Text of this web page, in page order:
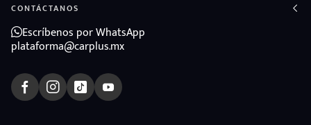
CONTÁCTANOS
Escríbenos por WhatsApp
plataforma@carplus.mx